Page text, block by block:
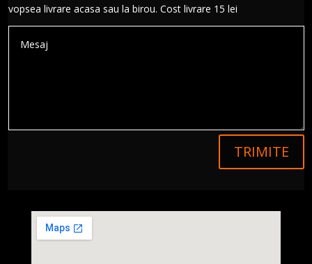
vopsea livrare acasa sau la birou. Cost livrare 15 lei
TRIMITE